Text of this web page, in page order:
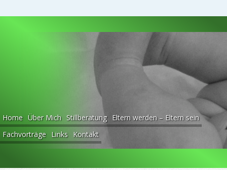
Home Über Mich Stillberatung Eltern werden – Eltern sein
Fachvorträge Links Kontakt
Beratung rund ums Baby